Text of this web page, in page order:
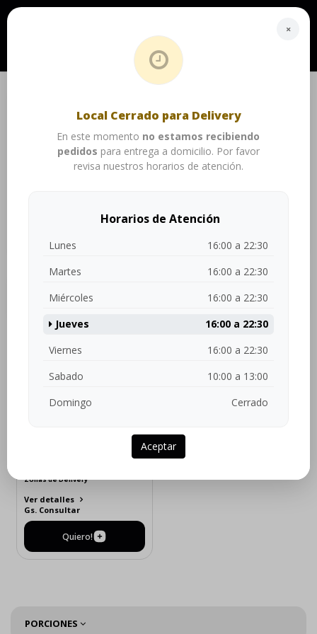
Mi Pedido
ZONAS DE COBERTURA SANDWICHES
ZONAS DE COBERTURA
Zonas de Delivery
Ver detalles
Gs. Consultar
Quiero!
PORCIONES
×
Local Cerrado para Delivery
En este momento no estamos recibiendo
pedidos para entrega a domicilio. Por favor
revisa nuestros horarios de atención.
Horarios de Atención
Lunes
16:00 a 22:30
Martes
16:00 a 22:30
Miércoles
16:00 a 22:30
Jueves
16:00 a 22:30
Viernes
16:00 a 22:30
Sabado
10:00 a 13:00
Domingo
Cerrado
Aceptar